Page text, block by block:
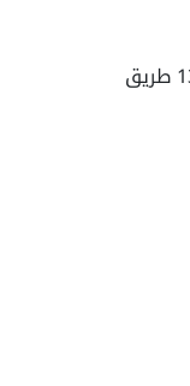
تقع قرية لابايا في الساحل الشمالي وتحديداً في منطقة سيدي عبد الرحمن في الكيلو 134 طريق